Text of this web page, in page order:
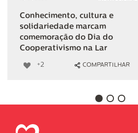
Conhecimento, cultura e
solidariedade marcam
comemoração do Dia do
Cooperativismo na Lar
+2 COMPARTILHAR